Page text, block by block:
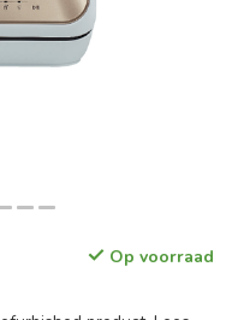
Op voorraad